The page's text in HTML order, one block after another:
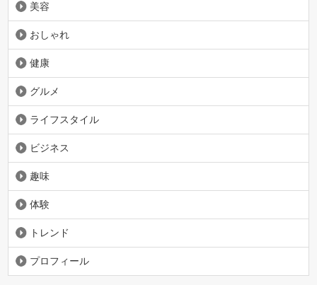
美容
おしゃれ
健康
グルメ
ライフスタイル
ビジネス
趣味
体験
トレンド
プロフィール